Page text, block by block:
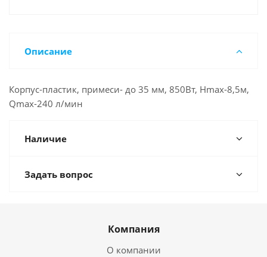
Описание
Корпус-пластик, примеси- до 35 мм, 850Вт, Hmax-8,5м,
Qmax-240 л/мин
Наличие
Задать вопрос
Компания
О компании